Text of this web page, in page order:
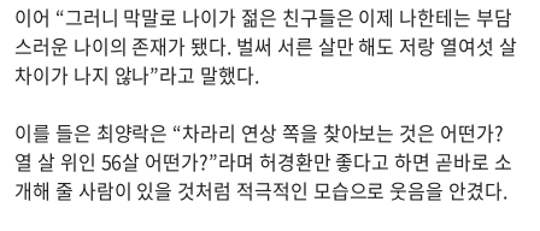
이어 “그러니 막말로 나이가 젊은 친구들은 이제 나한테는 부담
스러운 나이의 존재가 됐다. 벌써 서른 살만 해도 저랑 열여섯 살
차이가 나지 않나”라고 말했다.
이를 들은 최양락은 “차라리 연상 쪽을 찾아보는 것은 어떤가?
열 살 위인 56살 어떤가?”라며 허경환만 좋다고 하면 곧바로 소
개해 줄 사람이 있을 것처럼 적극적인 모습으로 웃음을 안겼다.